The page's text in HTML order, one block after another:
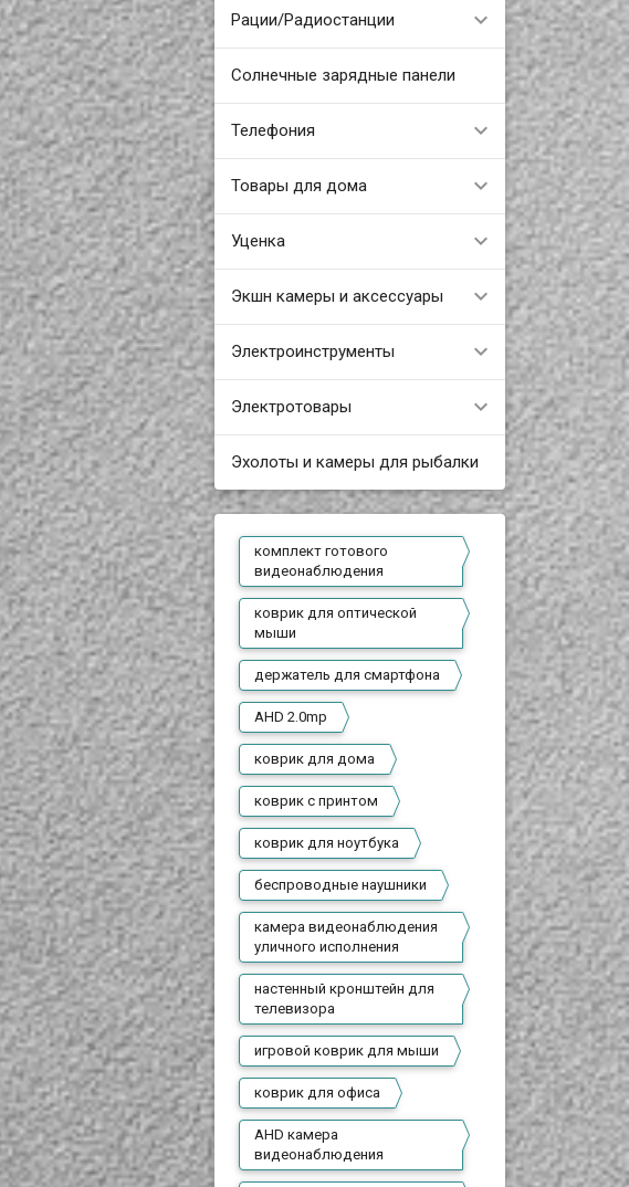
Рации/Радиостанции
Солнечные зарядные панели
Телефония
Товары для дома
Уценка
Экшн камеры и аксессуары
Электроинструменты
Электротовары
Эхолоты и камеры для рыбалки
комплект готового
видеонаблюдения
коврик для оптической
мыши
держатель для смартфона
AHD 2.0mp
коврик для дома
коврик с принтом
коврик для ноутбука
беспроводные наушники
камера видеонаблюдения
уличного исполнения
настенный кронштейн для
телевизора
игровой коврик для мыши
коврик для офиса
AHD камера
видеонаблюдения